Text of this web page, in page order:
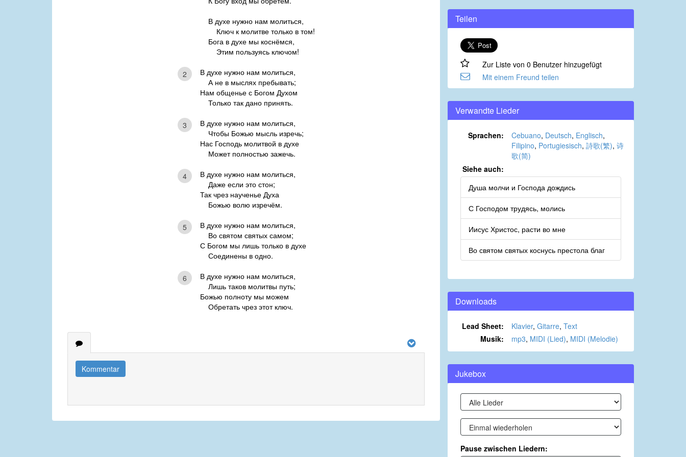
В духе нужно нам молиться,
Ключ к молитве только в том!
Бога в духе мы коснёмся,
Этим пользуясь ключом!
2
В духе нужно нам молиться,
А не в мыслях пребывать;
Нам общенье с Богом Духом
Только так дано принять.
3
В духе нужно нам молиться,
Чтобы Божью мысль изречь;
Нас Господь молитвой в духе
Может полностью зажечь.
4
В духе нужно нам молиться,
Даже если это стон;
Так чрез наученье Духа
Божью волю изречём.
5
В духе нужно нам молиться,
Во святом святых самом;
С Богом мы лишь только в духе
Соединены в одно.
6
В духе нужно нам молиться,
Лишь таков молитвы путь;
Божью полноту мы можем
Обретать чрез этот ключ.
Kommentar
Teilen
Zur Liste von 0 Benutzer hinzugefügt
Mit einem Freund teilen
Verwandte Lieder
Sprachen: Cebuano, Deutsch, Englisch,
Filipino, Portugiesisch, 詩歌(繁), 诗
歌(简)
Siehe auch:
Душа молчи и Господа дождись
С Господом трудясь, молись
Иисус Христос, расти во мне
Во святом святых коснусь престола благ
Downloads
Lead Sheet: Klavier, Gitarre, Text
Musik:
mp3, MIDI (Lied), MIDI (Melodie)
Jukebox
Pause zwischen Liedern: